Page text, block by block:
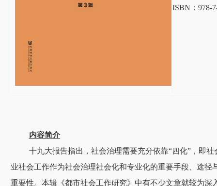
ISBN：978-
内容简介
十九大报告指出，社会治理需要充分依靠“四化”，即
业社会工作作为社会治理社会化和专业化的重要手段、途径
重要性。本辑《都市社会工作研究》中有不少文章就较为深